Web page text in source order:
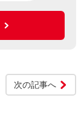
次の記事へ